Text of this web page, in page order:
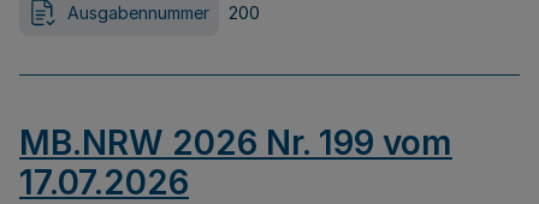
Ausgabennummer 200
MB.NRW 2026 Nr. 199 vom
17.07.2026